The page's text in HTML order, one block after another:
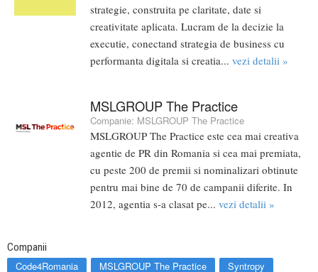
strategie, construita pe claritate, date si
creativitate aplicata. Lucram de la decizie la
executie, conectand strategia de business cu
performanta digitala si creatia... vezi detalii »
MSLGROUP The Practice
Companie: MSLGROUP The Practice
MSLGROUP The Practice este cea mai creativa
agentie de PR din Romania si cea mai premiata,
cu peste 200 de premii si nominalizari obtinute
pentru mai bine de 70 de campanii diferite. In
2012, agentia s-a clasat pe... vezi detalii »
Companii
Code4Romania MSLGROUP The Practice
Syntropy